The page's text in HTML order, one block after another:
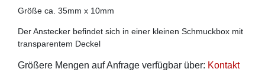
Größe ca. 35mm x 10mm
Der Anstecker befindet sich in einer kleinen Schmuckbox mit
transparentem Deckel
Größere Mengen auf Anfrage verfügbar über: Kontakt